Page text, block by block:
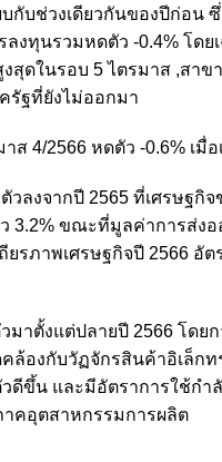
กับช่วงเดียวกันของปีก่อน
ลงทุนรวมหดตัว -0.4% โ
สุดในรอบ 5 ไตรมาส ,สา
รัฐที่ยังไม่ออกมา
4/2566 หดตัว -0.6% เมื่
ลงจากปี 2565 ที่เศรษฐกิ
3.2% ขณะที่มูลค่าการส่ง
รภาพเศรษฐกิจปี 2566 อัต
ตั้งแต่ปลายปี 2566 โดย
ล้องกับวัฏจักรสินค้าอิเล็ก
ขึ้น และมีอัตราการใช้กำ
าคอุตสาหกรรมการผลิต